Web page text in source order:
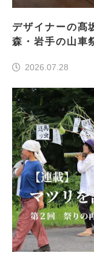
デザイナーの髙
森・岩手の山車
2026.07.28